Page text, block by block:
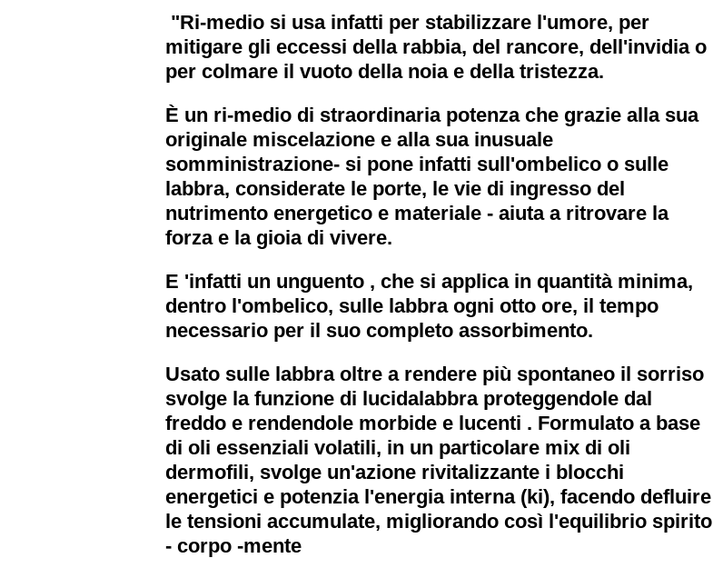
"Ri-medio si usa infatti per stabilizzare l'umore, per
mitigare gli eccessi della rabbia, del rancore, dell'invidia o
per colmare il vuoto della noia e della tristezza.
È un ri-medio di straordinaria potenza che grazie alla sua
originale miscelazione e alla sua inusuale
somministrazione- si pone infatti sull'ombelico o sulle
labbra, considerate le porte, le vie di ingresso del
nutrimento energetico e materiale - aiuta a ritrovare la
forza e la gioia di vivere.
E 'infatti un unguento , che si applica in quantità minima,
dentro l'ombelico, sulle labbra ogni otto ore, il tempo
necessario per il suo completo assorbimento.
Usato sulle labbra oltre a rendere più spontaneo il sorriso
svolge la funzione di lucidalabbra proteggendole dal
freddo e rendendole morbide e lucenti . Formulato a base
di oli essenziali volatili, in un particolare mix di oli
dermofili, svolge un'azione rivitalizzante i blocchi
energetici e potenzia l'energia interna (ki), facendo defluire
le tensioni accumulate, migliorando così l'equilibrio spirito
- corpo -mente